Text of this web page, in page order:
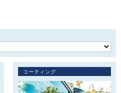
コーティング